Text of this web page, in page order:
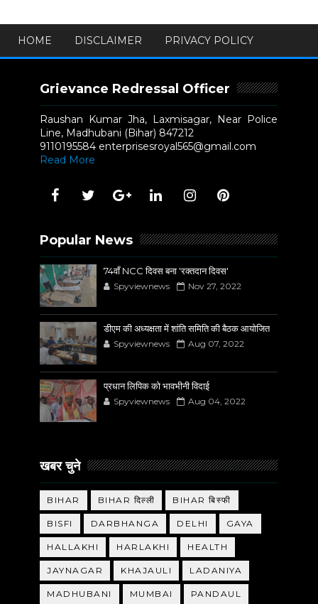
HOME DISCLAIMER PRIVACY POLICY
Grievance Redressal Officer
Raushan Kumar Jha, Laxmisagar, Near Police
Line, Madhubani (Bihar) 847212
9110195584 enterprisesroyal565@gmail.com
Read More
Popular News
74वाँ NCC दिवस बना 'रक्तदान दिवस'
Spyviewnews Nov 27, 2022
डीएम की अध्यक्षता में शांति समिति की बैठक आयोजित
Spyviewnews Aug 07, 2022
प्रधान लिपिक को भावभीनी विदाई
Spyviewnews Aug 04, 2022
खबर चुने
BIHAR BIHAR दिल्ली BIHAR बिस्फी
BISFI DARBHANGA DELHI GAYA
HALLAKHI HARLAKHI HEALTH
JAYNAGAR KHAJAULI LADANIYA
MADHUBANI MUMBAI PANDAUL